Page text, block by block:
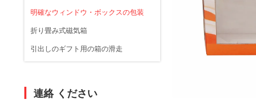
明確なウィンドウ・ボックスの包装
折り畳み式磁気箱
引出しのギフト用の箱の滑走
連絡 ください